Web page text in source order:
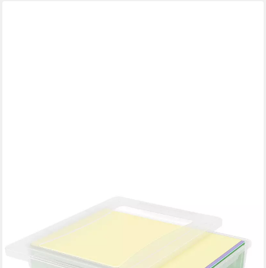
Dokumentenbox Archivbox, Storage Box
UVP 58,98 €
in 5-6 Werktagen bei dir